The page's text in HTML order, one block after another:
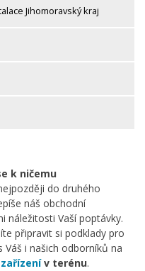
Jihomoravský kraj
k ničemu
do druhého
náš obchodní
náležitosti Vaší poptávky.
připravit si podklady pro
i našich odborníků na
v terénu.